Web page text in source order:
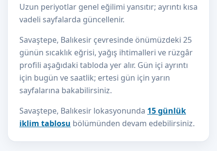
Uzun periyotlar genel eğilimi yansıtır; ayrıntı kısa
vadeli sayfalarda güncellenir.
Savaştepe, Balıkesir çevresinde önümüzdeki 25
günün sıcaklık eğrisi, yağış ihtimalleri ve rüzgâr
profili aşağıdaki tabloda yer alır. Gün içi ayrıntı
için bugün ve saatlik; ertesi gün için yarın
sayfalarına bakabilirsiniz.
Savaştepe, Balıkesir lokasyonunda 15 günlük
iklim tablosu bölümünden devam edebilirsiniz.